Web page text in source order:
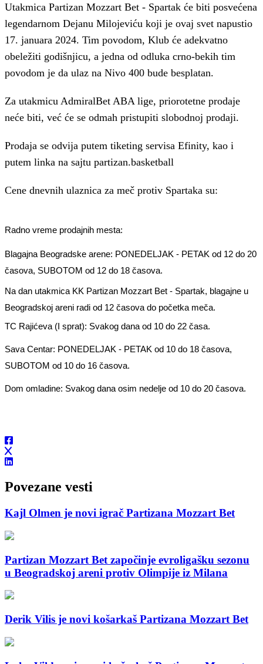
Utakmica Partizan Mozzart Bet - Spartak će biti posvećena
legendarnom Dejanu Milojeviću koji je ovaj svet napustio
17. januara 2024. Tim povodom, Klub će adekvatno
obeležiti godišnjicu, a jedna od odluka crno-bekih tim
povodom je da ulaz na Nivo 400 bude besplatan.
Za utakmicu AdmiralBet ABA lige, priorotetne prodaje
neće biti, već će se odmah pristupiti slobodnoj prodaji.
Prodaja se odvija putem tiketing servisa Efinity, kao i
putem linka na sajtu partizan.basketball
Cene dnevnih ulaznica za meč protiv Spartaka su:
Radno vreme prodajnih mesta:
Blagajna Beogradske arene: PONEDELJAK - PETAK od 12 do 20
časova, SUBOTOM od 12 do 18 časova.
Na dan utakmica KK Partizan Mozzart Bet - Spartak, blagajne u
Beogradskoj areni radi od 12 časova do početka meča.
TC Rajićeva (I sprat): Svakog dana od 10 do 22 časa.
Sava Centar: PONEDELJAK - PETAK od 10 do 18 časova,
SUBOTOM od 10 do 16 časova.
Dom omladine: Svakog dana osim nedelje od 10 do 20 časova.
Povezane vesti
Kajl Olmen je novi igrač Partizana Mozzart Bet
Partizan Mozzart Bet započinje evroligašku sezonu
u Beogradskoj areni protiv Olimpije iz Milana
Derik Vilis je novi košarkaš Partizana Mozzart Bet